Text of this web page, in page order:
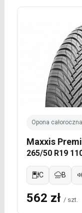
Opona całoroczna
Maxxis
265/50 R19
C B
562 zł / szt.